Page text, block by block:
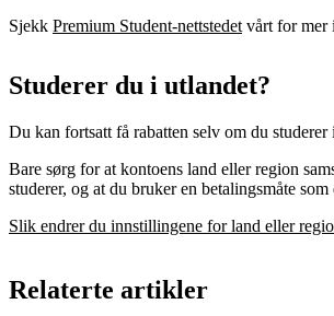
Sjekk Premium Student-nettstedet vårt for mer
Studerer du i utlandet?
Du kan fortsatt få rabatten selv om du studerer
Bare sørg for at kontoens land eller region
studerer, og at du bruker en betalingsmåte som
Slik endrer du innstillingene for land eller
Relaterte artikler